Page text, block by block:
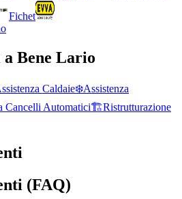
Fichet
a Bene Lario
Caldaie❄️Assistenza
Cancelli Automatici🏗️Ristrutturazione
(FAQ)